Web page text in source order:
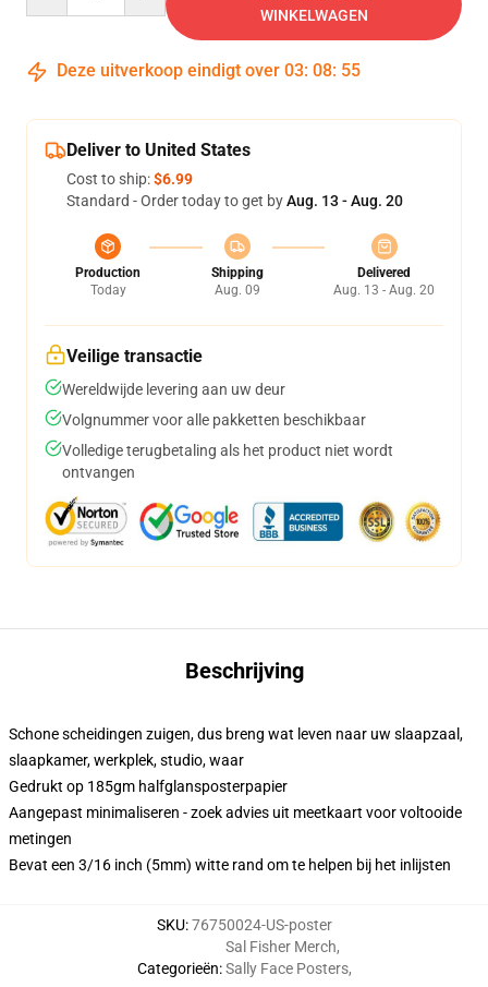
WINKELWAGEN
Deze uitverkoop eindigt over 03: 08: 54
Deliver to United States
Cost to ship:$6.99
Standard - Order today to get byAug. 13 - Aug. 20
Production
Today
Shipping
Aug. 09
Delivered
Aug. 13 - Aug. 20
Veilige transactie
Wereldwijde levering aan uw deur
Volgnummer voor alle pakketten beschikbaar
Volledige terugbetaling als het product niet wordt
ontvangen
Beschrijving
Schone scheidingen zuigen, dus breng wat leven naar uw slaapzaal,
slaapkamer, werkplek, studio, waar
Gedrukt op 185gm halfglansposterpapier
Aangepast minimaliseren - zoek advies uit meetkaart voor voltooide
metingen
Bevat een 3/16 inch (5mm) witte rand om te helpen bij het inlijsten
SKU:76750024-US-poster
Categorieën:
Sal Fisher Merch,
Sally Face Posters,